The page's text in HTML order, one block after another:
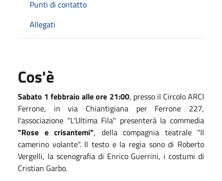
Punti di contatto
Allegati
Cos'è
Sabato 1 febbraio alle ore 21:00, presso il Circolo ARCI
Ferrone, in via Chiantigiana per Ferrone 227,
l'associazione "L'Ultima Fila" presenterà la commedia
"Rose e crisantemi", della compagnia teatrale "Il
camerino volante". Il testo e la regia sono di Roberto
Vergelli, la scenografia di Enrico Guerrini, i costumi di
Cristian Garbo.